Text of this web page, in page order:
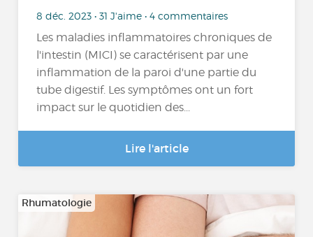
8 déc. 2023 • 31 J'aime • 4 commentaires
Les maladies inflammatoires chroniques de
l'intestin (MICI) se caractérisent par une
inflammation de la paroi d'une partie du
tube digestif. Les symptômes ont un fort
impact sur le quotidien des...
Lire l'article
Rhumatologie